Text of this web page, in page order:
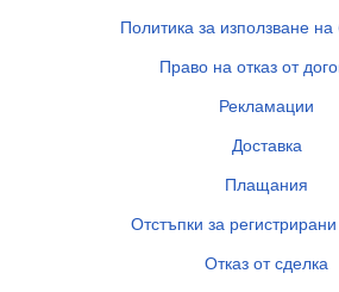
Политика за използване на
Право на отказ от
Рекламации
Доставка
Плащания
Отстъпки за
Отказ от сделка